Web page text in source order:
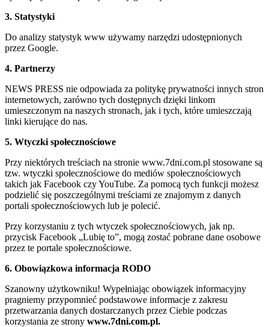
3. Statystyki
Do analizy statystyk www używamy narzędzi udostępnionych
przez Google.
4. Partnerzy
NEWS PRESS nie odpowiada za politykę prywatności innych stron
internetowych, zarówno tych dostępnych dzięki linkom
umieszczonym na naszych stronach, jak i tych, które umieszczają
linki kierujące do nas.
5. Wtyczki społecznościowe
Przy niektórych treściach na stronie www.7dni.com.pl stosowane są
tzw. wtyczki społecznościowe do mediów społecznościowych
takich jak Facebook czy YouTube. Za pomocą tych funkcji możesz
podzielić się poszczególnymi treściami ze znajomym z danych
portali społecznościowych lub je polecić.
Przy korzystaniu z tych wtyczek społecznościowych, jak np.
przycisk Facebook „Lubię to”, mogą zostać pobrane dane osobowe
przez te portale społecznościowe.
6. Obowiązkowa informacja RODO
Szanowny użytkowniku! Wypełniając obowiązek informacyjny
pragniemy przypomnieć podstawowe informacje z zakresu
przetwarzania danych dostarczanych przez Ciebie podczas
korzystania ze strony www.7dni.com.pl.